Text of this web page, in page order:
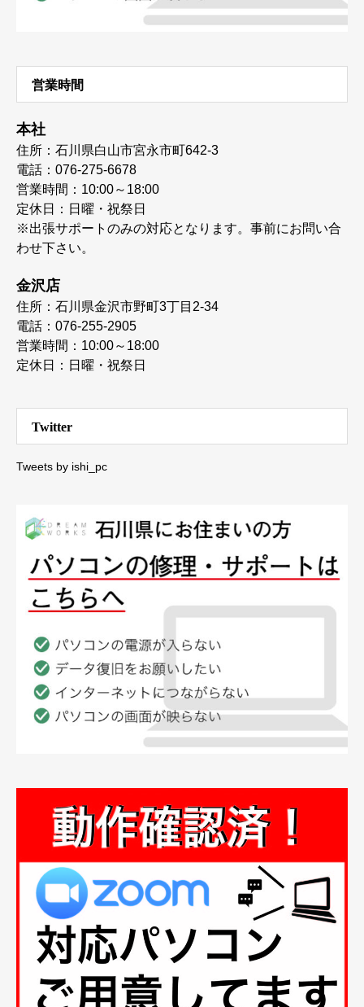
営業時間
本社
住所：石川県白山市宮永市町642-3
電話：076-275-6678
営業時間：10:00～18:00
定休日：日曜・祝祭日
※出張サポートのみの対応となります。事前にお問い合
わせ下さい。
金沢店
住所：石川県金沢市野町3丁目2-34
電話：076-255-2905
営業時間：10:00～18:00
定休日：日曜・祝祭日
Twitter
Tweets by ishi_pc